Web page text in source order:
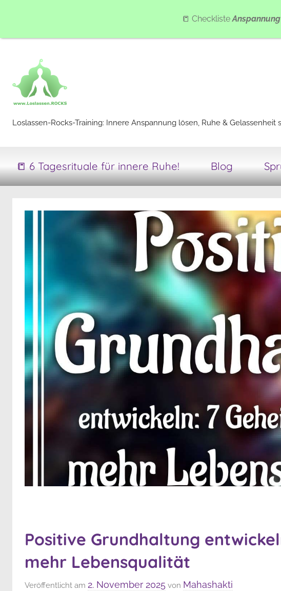
springen
Loslassen-
Rocks-
Training
Loslassen-Rocks-Training: Innere Anspannung lösen, Ruhe & Gelassenheit
📒 6 Tagesrituale für innere Ruhe! Blog
Positive Grundhaltung
mehr Lebensqualität
Veröffentlicht am 2. November 2025 von Mahashakti
📒 Checkliste